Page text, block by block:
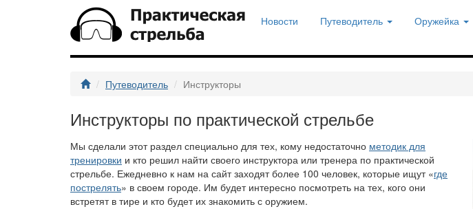
Новости Путеводитель Оружейка
Путеводитель Инструкторы
Инструкторы по практической стрельбе
Мы сделали этот раздел специально для тех, кому недостаточно методик для
тренировки и кто решил найти своего инструктора или тренера по практической
стрельбе. Ежедневно к нам на сайт заходят более 100 человек, которые ищут «где
пострелять» в своем городе. Им будет интересно посмотреть на тех, кого они
встретят в тире и кто будет их знакомить с оружием.